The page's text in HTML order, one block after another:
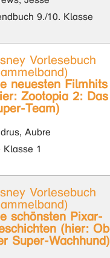
9./10. Klasse
Vorlesebuch
neuesten Filmhits
Zootopia 2: Das
Team)
Aubre
Klasse 1
Vorlesebuch
schönsten Pixar-
(hier:
Super-Wachhund)